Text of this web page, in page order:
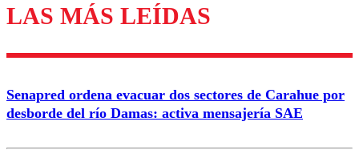
Enviar comentario
LAS MÁS LEÍDAS
Senapred ordena evacuar dos sectores de Carahue por
desborde del río Damas: activa mensajería SAE